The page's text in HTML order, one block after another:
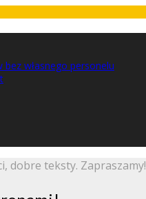
własnego personelu
dobre teksty. Zapraszamy!